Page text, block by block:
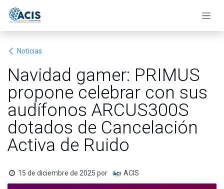
Noticias
Navidad gamer: PRIMUS
propone celebrar con sus
audífonos ARCUS300S
dotados de Cancelación
Activa de Ruido
15 de diciembre de 2025 por ACIS